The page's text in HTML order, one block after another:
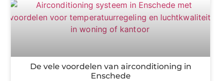
De vele voordelen van airconditioning in
Enschede